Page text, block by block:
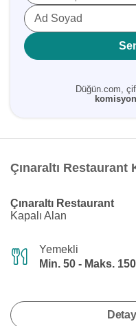
Ad Soyad
Düğün.com,
Çınaraltı Restaurant
Çınaraltı Restaurant
Kapalı Alan
Yemekli
Min. 50 - Maks. 150